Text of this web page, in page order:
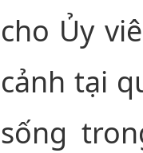
cho Ủy
cảnh tại
sống